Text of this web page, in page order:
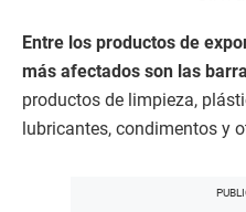
Entre los productos de
más afectados son las
productos de limpieza,
lubricantes, condimentos y